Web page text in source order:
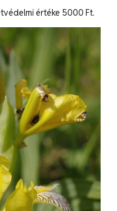
értéke 5000 Ft.